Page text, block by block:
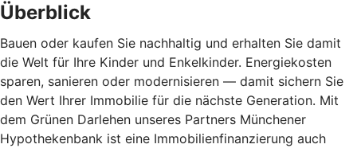
Überblick
Bauen oder kaufen Sie nachhaltig und erhalten Sie damit
die Welt für Ihre Kinder und Enkelkinder. Energiekosten
sparen, sanieren oder modernisieren — damit sichern Sie
den Wert Ihrer Immobilie für die nächste Generation. Mit
dem Grünen Darlehen unseres Partners Münchener
Hypothekenbank ist eine Immobilienfinanzierung auch